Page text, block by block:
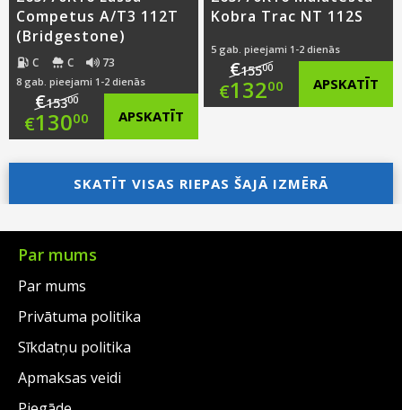
Competus A/T3 112T
(Bridgestone)
C C 73
8 gab. pieejami 1-2 dienās
€15300
Original
price
was:
€153.00.
€13000
Current
price
is:
€130.00.
APSKATĪT
Kobra Trac NT 112S
5 gab. pieejami 1-2 dienās
€15500
Original
was:
€155.00.
€13200
price
is:
€132.00.
APSKATĪT
SKATĪT VISAS RIEPAS ŠAJĀ IZMĒRĀ
Par mums
Par mums
Privātuma politika
Sīkdatņu politika
Apmaksas veidi